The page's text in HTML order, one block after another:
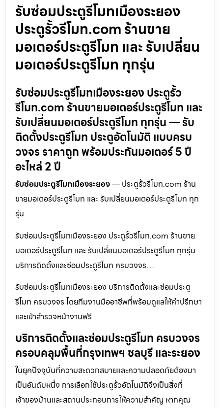
รับซ่อมประตูรีโมทเมืองระยอง
ประตูรั้วรีโมท.com ร้านขาย
มอเตอร์ประตูรีโมท และ รับเปลี่ยน
มอเตอร์ประตูรีโมท ทุกรุ่น
รับซ่อมประตูรีโมทเมืองระยอง ประตูรั้ว
รีโมท.com ร้านขายมอเตอร์ประตูรีโมท และ
รับเปลี่ยนมอเตอร์ประตูรีโมท ทุกรุ่น — รับ
ติดตั้งประตูรีโมท ประตูอัตโนมัติ แบบครบ
วงจร ราคาถูก พร้อมประกันมอเตอร์ 5 ปี
อะไหล่ 2 ปี
รับซ่อมประตูรีโมทเมืองระยอง— ประตูรั้วรีโมท.com ร้าน
ขายมอเตอร์ประตูรีโมท และ รับเปลี่ยนมอเตอร์ประตูรีโมท ทุก
รุ่น
รับซ่อมประตูรีโมทเมืองระยอง ประตูรั้วรีโมท.com ร้านขาย
มอเตอร์ประตูรีโมท และ รับเปลี่ยนมอเตอร์ประตูรีโมท ทุกรุ่น
บริการติดตั้งและซ่อมประตูรีโมท ครบวงจร…
รับซ่อมประตูรีโมทเมืองระยอง บริการติดตั้งและซ่อมประตู
รีโมท ครบวงจร โดยทีมงานมืออาชีพที่พร้อมดูแลให้คำปรึกษา
และเข้าสำรวจหน้างานฟรี
บริการติดตั้งและซ่อมประตูรีโมท ครบวงจร
ครอบคลุมพื้นที่กรุงเทพฯ ชลบุรี และระยอง
ในยุคปัจจุบันที่ความสะดวกสบายและความปลอดภัยต้องมา
เป็นอันดับหนึ่ง การเลือกใช้ประตูรั้วอัตโนมัติจึงเป็นสิ่งที่
เจ้าของบ้านและสถานประกอบการให้ความสำคัญ หากคุณ